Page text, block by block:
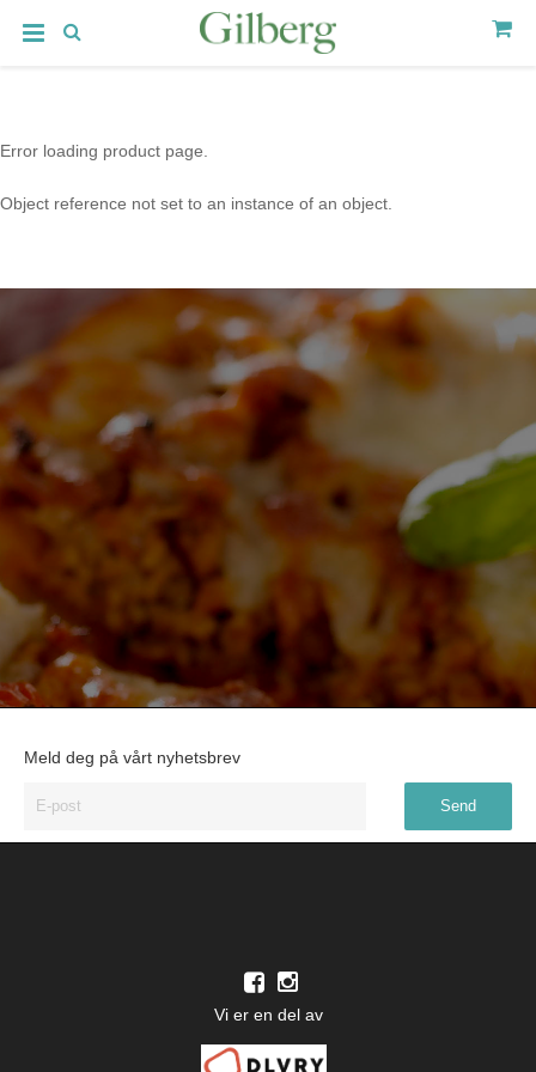
Error loading product page.
Object reference not set to an instance of an object.
Meld deg på vårt nyhetsbrev
Vi er en del av